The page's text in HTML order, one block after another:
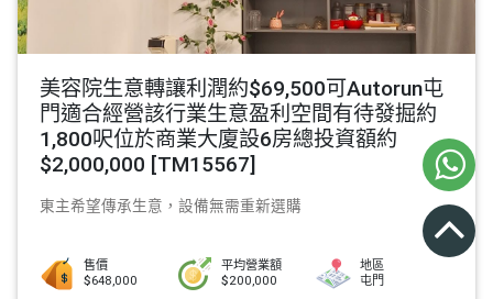
美容院生意轉讓利潤約$69,500可Autorun屯
門適合經營該行業生意盈利空間有待發掘約
1,800呎位於商業大廈設6房總投資額約
$2,000,000 [TM15567]
東主希望傳承生意，設備無需重新選購
售價
$648,000
平均營業額
$200,000
地區
屯門